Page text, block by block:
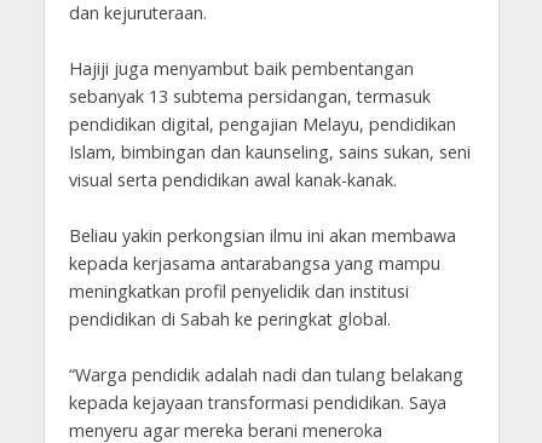
dan kejuruteraan.
Hajiji juga menyambut baik pembentangan
sebanyak 13 subtema persidangan, termasuk
pendidikan digital, pengajian Melayu, pendidikan
Islam, bimbingan dan kaunseling, sains sukan, seni
visual serta pendidikan awal kanak-kanak.
Beliau yakin perkongsian ilmu ini akan membawa
kepada kerjasama antarabangsa yang mampu
meningkatkan profil penyelidik dan institusi
pendidikan di Sabah ke peringkat global.
“Warga pendidik adalah nadi dan tulang belakang
kepada kejayaan transformasi pendidikan. Saya
menyeru agar mereka berani meneroka